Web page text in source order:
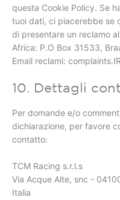
questa Cookie Policy. Se
tuoi dati, ci piacerebbe se
di presentare un reclamo
Africa: P.O Box 31533,
Email reclami:
10. Dettagli
Per domande e/o
dichiarazione, per favore
contatto:
TCM Racing s.r.l.s
Via Acque Alte, snc -
Italia